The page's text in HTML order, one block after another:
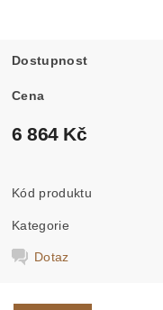
Dostupnost
Cena
6 864 Kč
Kód produktu
Kategorie
Dotaz